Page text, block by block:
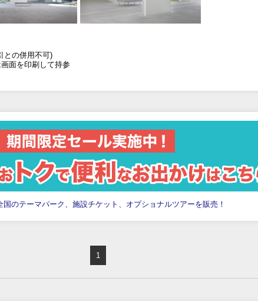
との併用不可)
面を印刷して持参
国のテーマパーク、施設チケット、オプショナルツアーを販売！
1